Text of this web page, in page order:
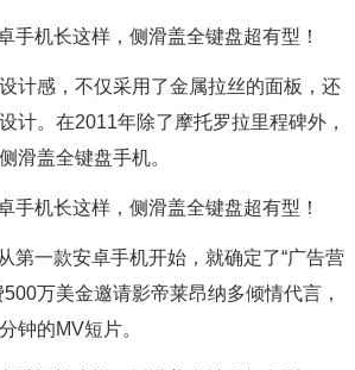
计感，不仅采用了金属拉丝的面板，还
计。在2011年除了摩托罗拉里程碑外，
滑盖全键盘手机。
第一款安卓手机开始，就确定了“广告营
万美金邀请影帝莱昂纳多倾情代言，
钟的MV短片。